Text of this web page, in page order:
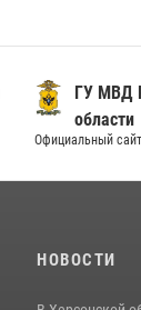
ГУ МВД
области
Официальный сайт
НОВОСТИ